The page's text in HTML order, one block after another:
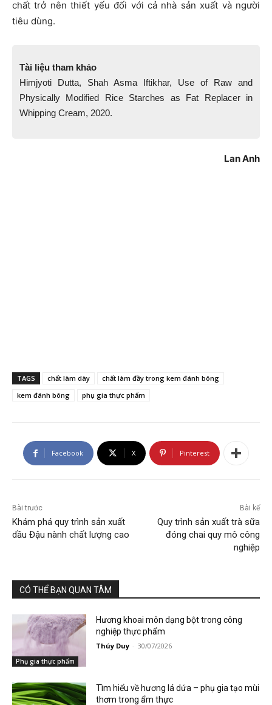
chất trở nên thiết yếu đối với cả nhà sản xuất và người
tiêu dùng.
Tài liệu tham khảo
Himjyoti Dutta, Shah Asma Iftikhar, Use of Raw and
Physically Modified Rice Starches as Fat Replacer in
Whipping Cream, 2020.
Lan Anh
TAGS chất làm dày
chất làm đầy trong kem đánh bông
kem đánh bông
phụ gia thực phẩm
Facebook X Pinterest
Bài trước
Khám phá quy trình sản xuất
dầu Đậu nành chất lượng cao
Bài kế
Quy trình sản xuất trà sữa
đóng chai quy mô công
nghiệp
CÓ THỂ BẠN QUAN TÂM
Phụ gia thực phẩm
Hương khoai môn dạng bột trong công
nghiệp thực phẩm
Thúy Duy - 30/07/2026
Tìm hiểu về hương lá dứa – phụ gia tạo mùi
thơm trong ẩm thực